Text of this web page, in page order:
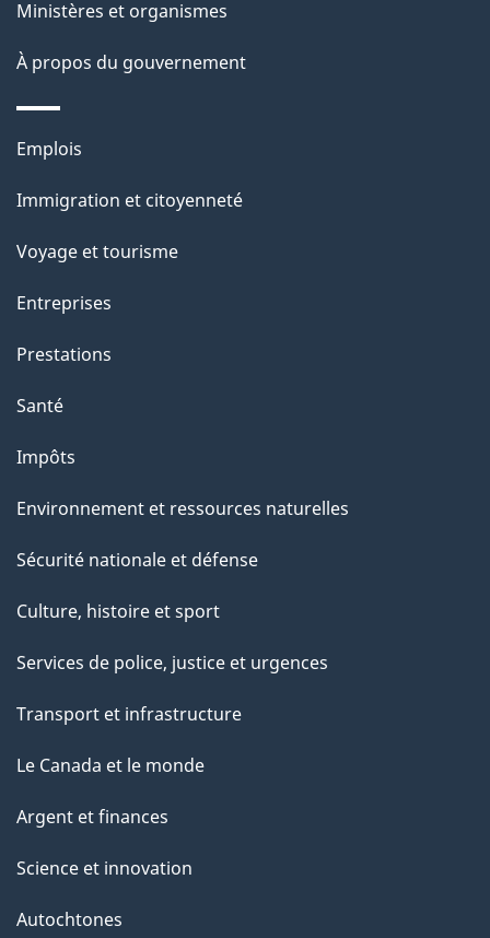
p
a
Ministères et organismes
À propos du gouvernement
Thèmes
sujets
Emplois
Immigration et citoyenneté
Voyage et tourisme
Entreprises
Prestations
Santé
Impôts
Environnement et ressources naturelles
Sécurité nationale et défense
Culture, histoire et sport
Services de police, justice et urgences
Transport et infrastructure
Le Canada et le monde
Argent et finances
Science et innovation
Autochtones